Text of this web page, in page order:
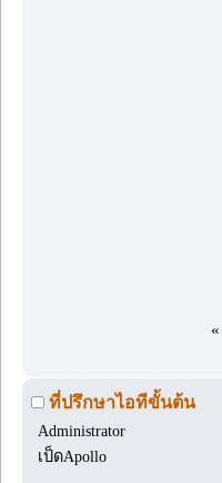
«
ที่ปรึกษาไอทีขั้นต้น
Administrator
เป็ดApollo